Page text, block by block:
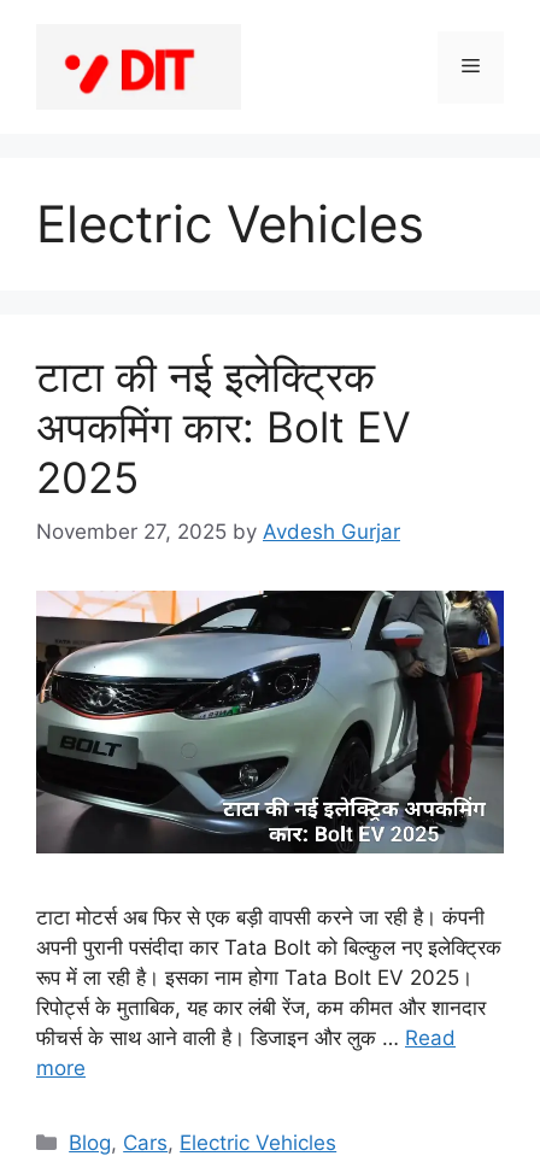
content
Menu
Electric Vehicles
टाटा की नई इलेक्ट्रिक
अपकमिंग कार: Bolt EV
2025
November 27, 2025 by Avdesh Gurjar
टाटा मोटर्स अब फिर से एक बड़ी वापसी करने जा रही है। कंपनी
अपनी पुरानी पसंदीदा कार Tata Bolt को बिल्कुल नए इलेक्ट्रिक
रूप में ला रही है। इसका नाम होगा Tata Bolt EV 2025।
रिपोर्ट्स के मुताबिक, यह कार लंबी रेंज, कम कीमत और शानदार
फीचर्स के साथ आने वाली है। डिजाइन और लुक … Read
more
Categories
Blog, Cars, Electric Vehicles